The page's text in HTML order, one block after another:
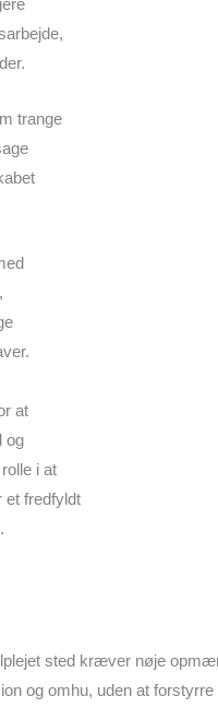
trange
at
og
i at
et fredfyldt
sted kræver nøje
og omhu, uden at forstyrre